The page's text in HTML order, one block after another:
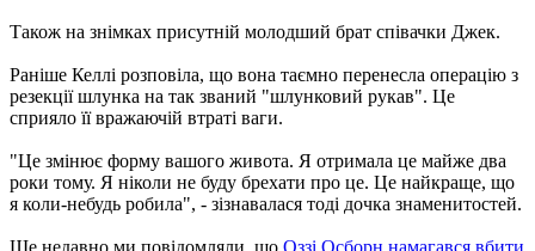
Також на знімках присутній молодший брат співачки Джек.
Раніше Келлі розповіла, що вона таємно перенесла операцію з
резекції шлунка на так званий "шлунковий рукав". Це
сприяло її вражаючій втраті ваги.
"Це змінює форму вашого живота. Я отримала це майже два
роки тому. Я ніколи не буду брехати про це. Це найкраще, що
я коли-небудь робила", - зізнавалася тоді дочка знаменитостей.
Ще недавно ми повідомляли, що Оззі Осборн намагався вбити